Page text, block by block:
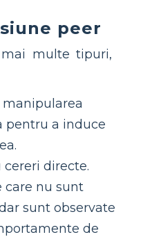
peer
multe tipuri,
pentru a induce
cereri directe.
care nu sunt
sunt observate
de